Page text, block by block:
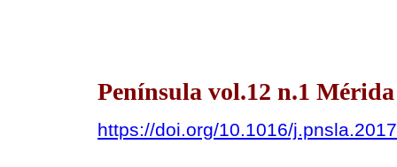
Península vol.12 n.1
https://doi.org/10.1016/